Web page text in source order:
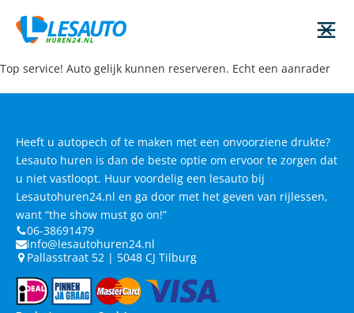
Top service! Auto gelijk kunnen reserveren. Echt een aanrader
Heeft u autopech of te maken met een onvoorziene drukte?
Lesauto huren is dan de beste optie om ervoor te zorgen dat
u niet vastloopt. Huur voordelig een lesauto bij
Lesautohuren24.nl en ga door met het geven van rijlessen,
want “the show must go on!”
06-38691479
info@lesautohuren24.nl
Pallasstraat 52 | 5048 CJ Tilburg